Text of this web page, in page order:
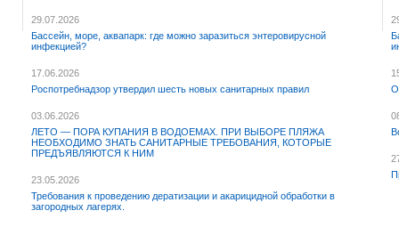
29.07.2026
Бассейн, море, аквапарк: где можно заразиться энтеровирусной
инфекцией?
17.06.2026
Роспотребнадзор утвердил шесть новых санитарных правил
03.06.2026
ЛЕТО — ПОРА КУПАНИЯ В ВОДОЕМАХ. ПРИ ВЫБОРЕ ПЛЯЖА
НЕОБХОДИМО ЗНАТЬ САНИТАРНЫЕ ТРЕБОВАНИЯ, КОТОРЫЕ
ПРЕДЪЯВЛЯЮТСЯ К НИМ
23.05.2026
Требования к проведению дератизации и акарицидной обработки в
загородных лагерях.
О